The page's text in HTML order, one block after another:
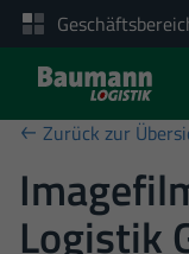
Zum Inhalt springen
Zurück zur
Logistik